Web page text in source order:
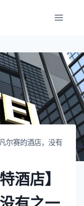
尔赛的酒店，没有
酒店】